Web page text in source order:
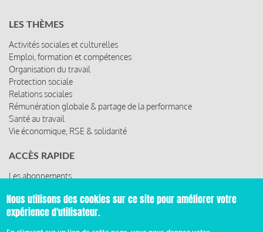
LES THÈMES
Activités sociales et culturelles
Emploi, formation et compétences
Organisation du travail
Protection sociale
Relations sociales
Rémunération globale & partage de la performance
Santé au travail
Vie économique, RSE & solidarité
ACCÈS RAPIDE
Les abonnements
Les ressources
Nous utilisons des cookies sur ce site pour améliorer votre
expérience d'utilisateur.